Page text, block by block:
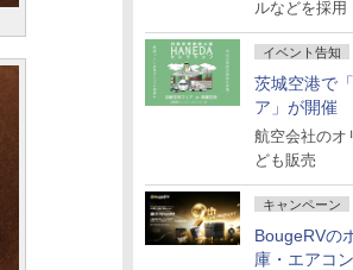
ルなどを採用
イベント告知
茨城空港で
ア」が開催
航空会社のオ
ども販売
キャンペーン
BougeRVの
庫・エアコ